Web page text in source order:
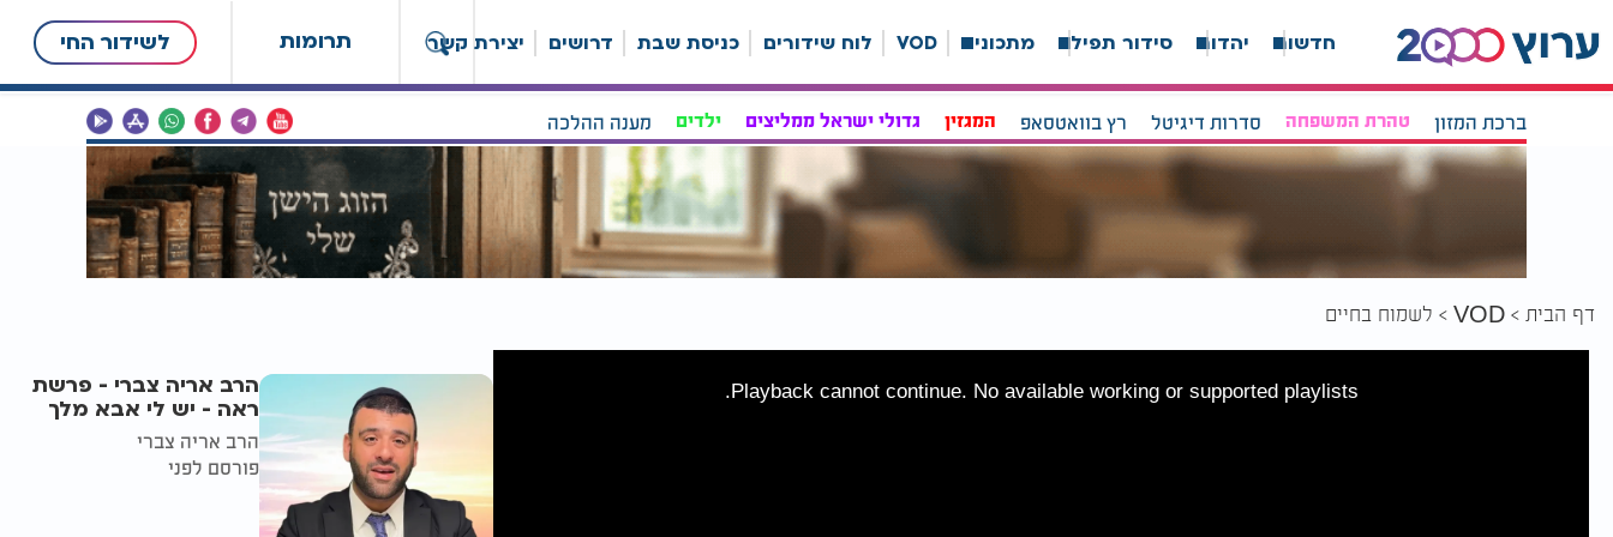
תרומות לשידור החי חדשות יהדות סידור תפילה מתכונים VOD לוח שידורים כניסת שבת דרושים יצירת קשר
ברכת המזון טהרת המשפחה סדרות דיגיטל רץ בוואטסאפ המגזין גדולי ישראל ממליצים ילדים מענה ההלכה
דף הבית VOD לשמוח בחיים
Playback cannot continue. No available working or supported playlists.
הרב אריה צברי - פרשת
ראה - יש לי אבא מלך
הרב אריה צברי
פורסם לפני